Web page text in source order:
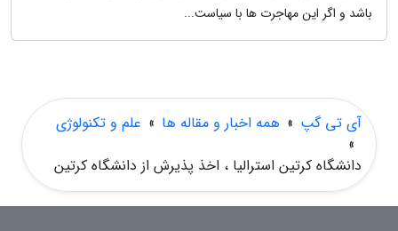
باشد و اگر این مهاجرت ها با سیاست...
آی تی گپ » همه اخبار و مقاله ها » علم و تکنولوژی
»
دانشگاه کرتین استرالیا ، اخذ پذیرش از دانشگاه کرتین